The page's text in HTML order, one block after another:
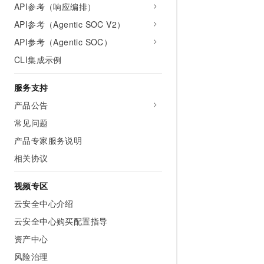
API参考（响应编排）
API参考（Agentic SOC V2）
API参考（Agentic SOC）
CLI集成示例
服务支持
产品公告
常见问题
产品专家服务说明
相关协议
视频专区
云安全中心介绍
云安全中心购买配置指导
资产中心
风险治理